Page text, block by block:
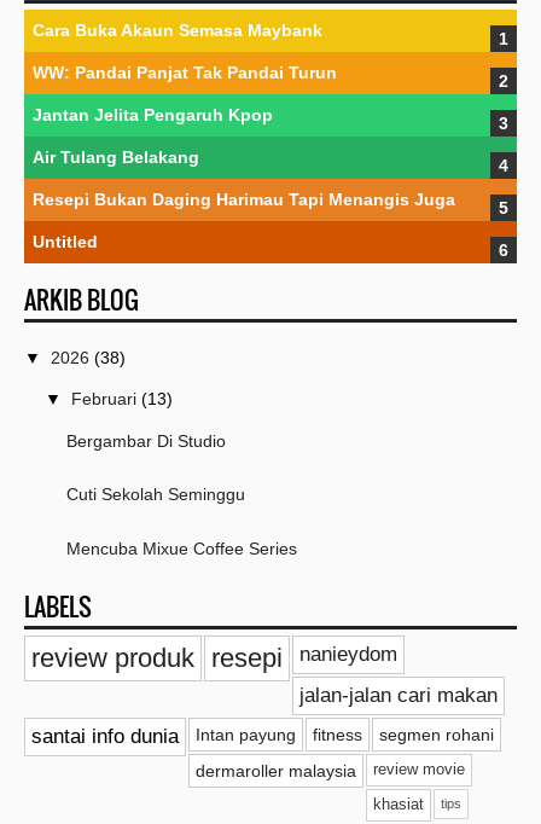
Cara Buka Akaun Semasa Maybank
WW: Pandai Panjat Tak Pandai Turun
Jantan Jelita Pengaruh Kpop
Air Tulang Belakang
Resepi Bukan Daging Harimau Tapi Menangis Juga
Untitled
ARKIB BLOG
▼ 2026 (38)
▼ Februari (13)
Bergambar Di Studio
Cuti Sekolah Seminggu
Mencuba Mixue Coffee Series
Cari Serbuk Koko Di Rakan Greenwood
Pengalaman Mengikuti Ujian VRA Test Aqeel
Sekejap Yang Bermakna Dapat Jumpa Mama
Dah Dapat Nasi Sup Kak La
LABELS
review produk resepi
nanieydom
jalan-jalan cari makan
santai info dunia
Intan payung fitness
segmen rohani
dermaroller malaysia
review movie
khasiat tips